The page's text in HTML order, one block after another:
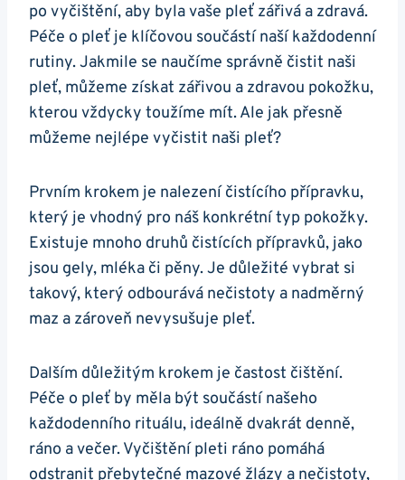
po vyčištění, aby byla vaše pleť ⁤zářivá a zdravá.
Péče o⁣ pleť je klíčovou součástí naší​ každodenní
rutiny.​ Jakmile se naučíme správně ⁤čistit⁤ naši
pleť, můžeme získat zářivou‍ a zdravou pokožku,
kterou vždycky toužíme mít. Ale‌ jak přesně
můžeme nejlépe vyčistit naši pleť?
Prvním krokem je nalezení‌ čistícího přípravku,
který je vhodný pro náš konkrétní typ pokožky.
⁢Existuje mnoho⁢ druhů čistících ‌přípravků, jako
jsou⁢ gely,‌ mléka či pěny. Je⁤ důležité vybrat si
takový, který odbourává nečistoty a nadměrný⁤
maz⁢ a zároveň nevysušuje pleť.
Dalším důležitým krokem je⁤ častost ‍čištění.‍
Péče⁣ o pleť by⁢ měla být součástí našeho
‍každodenního rituálu, ‍ideálně dvakrát denně,
ráno a večer. ‌Vyčištění pleti ráno pomáhá
odstranit přebytečné mazové žlázy⁢ a​ nečistoty,